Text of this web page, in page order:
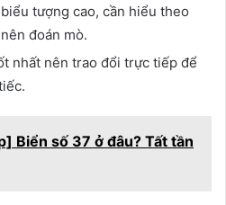
tượng cao, cần hiểu theo
đoán mò.
nhất nên trao đổi trực tiếp để
Biển số 37 ở đâu? Tất tần